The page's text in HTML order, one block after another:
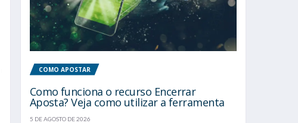
COMO APOSTAR
Como funciona o recurso Encerrar
Aposta? Veja como utilizar a ferramenta
5 DE AGOSTO DE 2026